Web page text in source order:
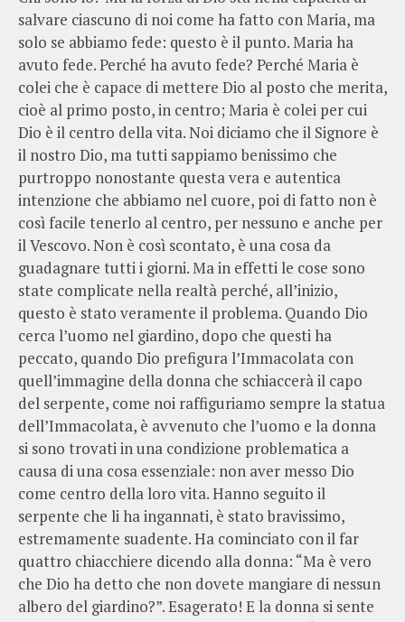
salvare ciascuno di noi come ha fatto con Maria, ma
solo se abbiamo fede: questo è il punto. Maria ha
avuto fede. Perché ha avuto fede? Perché Maria è
colei che è capace di mettere Dio al posto che merita,
cioè al primo posto, in centro; Maria è colei per cui
Dio è il centro della vita. Noi diciamo che il Signore è
il nostro Dio, ma tutti sappiamo benissimo che
purtroppo nonostante questa vera e autentica
intenzione che abbiamo nel cuore, poi di fatto non è
così facile tenerlo al centro, per nessuno e anche per
il Vescovo. Non è così scontato, è una cosa da
guadagnare tutti i giorni. Ma in effetti le cose sono
state complicate nella realtà perché, all’inizio,
questo è stato veramente il problema. Quando Dio
cerca l’uomo nel giardino, dopo che questi ha
peccato, quando Dio prefigura l’Immacolata con
quell’immagine della donna che schiaccerà il capo
del serpente, come noi raffiguriamo sempre la statua
dell’Immacolata, è avvenuto che l’uomo e la donna
si sono trovati in una condizione problematica a
causa di una cosa essenziale: non aver messo Dio
come centro della loro vita. Hanno seguito il
serpente che li ha ingannati, è stato bravissimo,
estremamente suadente. Ha cominciato con il far
quattro chiacchiere dicendo alla donna: “Ma è vero
che Dio ha detto che non dovete mangiare di nessun
albero del giardino?”. Esagerato! E la donna si sente